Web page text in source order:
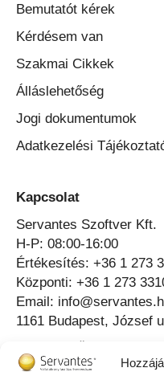
Bemutatót kérek
Kérdésem van
Szakmai Cikkek
Álláslehetőség
Jogi dokumentumok
Adatkezelési
Kapcsolat
Servantes Szoftver Kft.
H-P: 08:00-16:00
Értékesítés: +36 1 273
Központi: +36 1 273
Email:
1161 Budapest, József
Online